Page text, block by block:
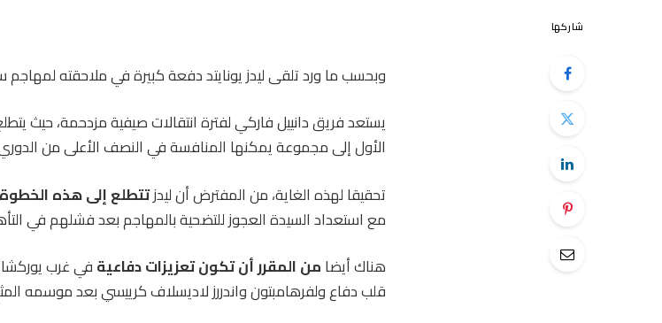
شاركها
وبحسب ما ورد تلقى ليدز يونايتد دفعة كبيرة في ملاحقته لمهاجم
يستعد فريق دانييل فاركي لفترة انتقالات صيفية مزدحمة، حيث
الأول إلى مجموعة يمكنها المنافسة في النصف الأعلى من الدوري
تحقيقا لهذه الغاية، من المفترض أن ليدزتتطلع إلى هذه الخطوة
مع استعداد السيدة العجوز للتضحية بالمهاجم بعد فشلهم في
هناك أيضامن المقرر أن تكون تعزيزات دفاعيةفي غرب
قلب دفاع ولفرهامبتون واندررز لاديسلاف كرييسي بعد موسمه المثير